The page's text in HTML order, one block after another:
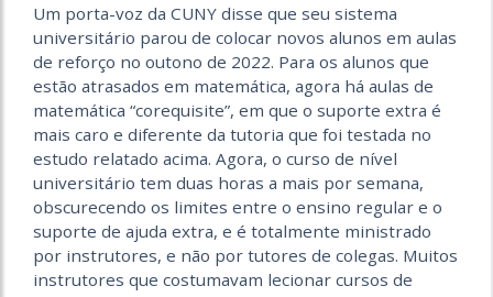
Um porta-voz da CUNY disse que seu sistema
universitário parou de colocar novos alunos em aulas
de reforço no outono de 2022. Para os alunos que
estão atrasados em matemática, agora há aulas de
matemática “corequisite”, em que o suporte extra é
mais caro e diferente da tutoria que foi testada no
estudo relatado acima. Agora, o curso de nível
universitário tem duas horas a mais por semana,
obscurecendo os limites entre o ensino regular e o
suporte de ajuda extra, e é totalmente ministrado
por instrutores, e não por tutores de colegas. Muitos
instrutores que costumavam lecionar cursos de